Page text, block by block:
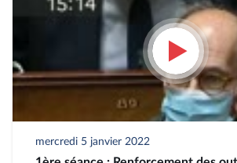
mercredi 5 janvier 2022